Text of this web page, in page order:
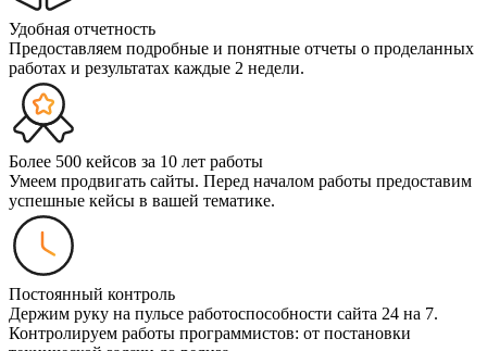
Удобная отчетность
Предоставляем подробные и понятные отчеты о проделанных
работах и результатах каждые 2 недели.
Более 500 кейсов за 10 лет работы
Умеем продвигать сайты. Перед началом работы предоставим
успешные кейсы в вашей тематике.
Постоянный контроль
Держим руку на пульсе работоспособности сайта 24 на 7.
Контролируем работы программистов: от постановки